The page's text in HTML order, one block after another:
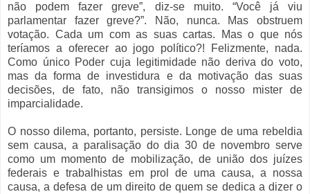
não podem fazer greve”, diz-se muito. “Você já viu
parlamentar fazer greve?”. Não, nunca. Mas obstruem
votação. Cada um com as suas cartas. Mas o que nós
teríamos a oferecer ao jogo político?! Felizmente, nada.
Como único Poder cuja legitimidade não deriva do voto,
mas da forma de investidura e da motivação das suas
decisões, de fato, não transigimos o nosso mister de
imparcialidade.
O nosso dilema, portanto, persiste. Longe de uma rebeldia
sem causa, a paralisação do dia 30 de novembro serve
como um momento de mobilização, de união dos juízes
federais e trabalhistas em prol de uma causa, a nossa
causa, a defesa de um direito de quem se dedica a dizer o